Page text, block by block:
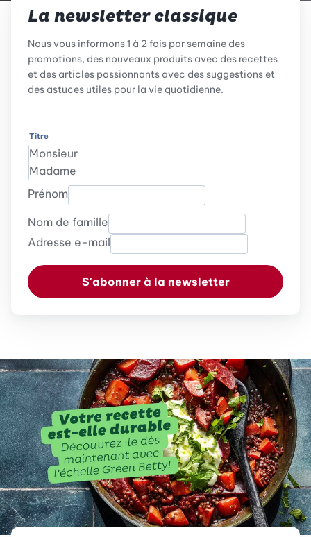
La newsletter classique
Nous vous informons 1 à 2 fois par semaine des
promotions, des nouveaux produits avec des recettes
et des articles passionnants avec des suggestions et
des astuces utiles pour la vie quotidienne.
Titre
Monsieur
Madame
Prénom
Nom de famille
Adresse e-mail
S'abonner à la newsletter